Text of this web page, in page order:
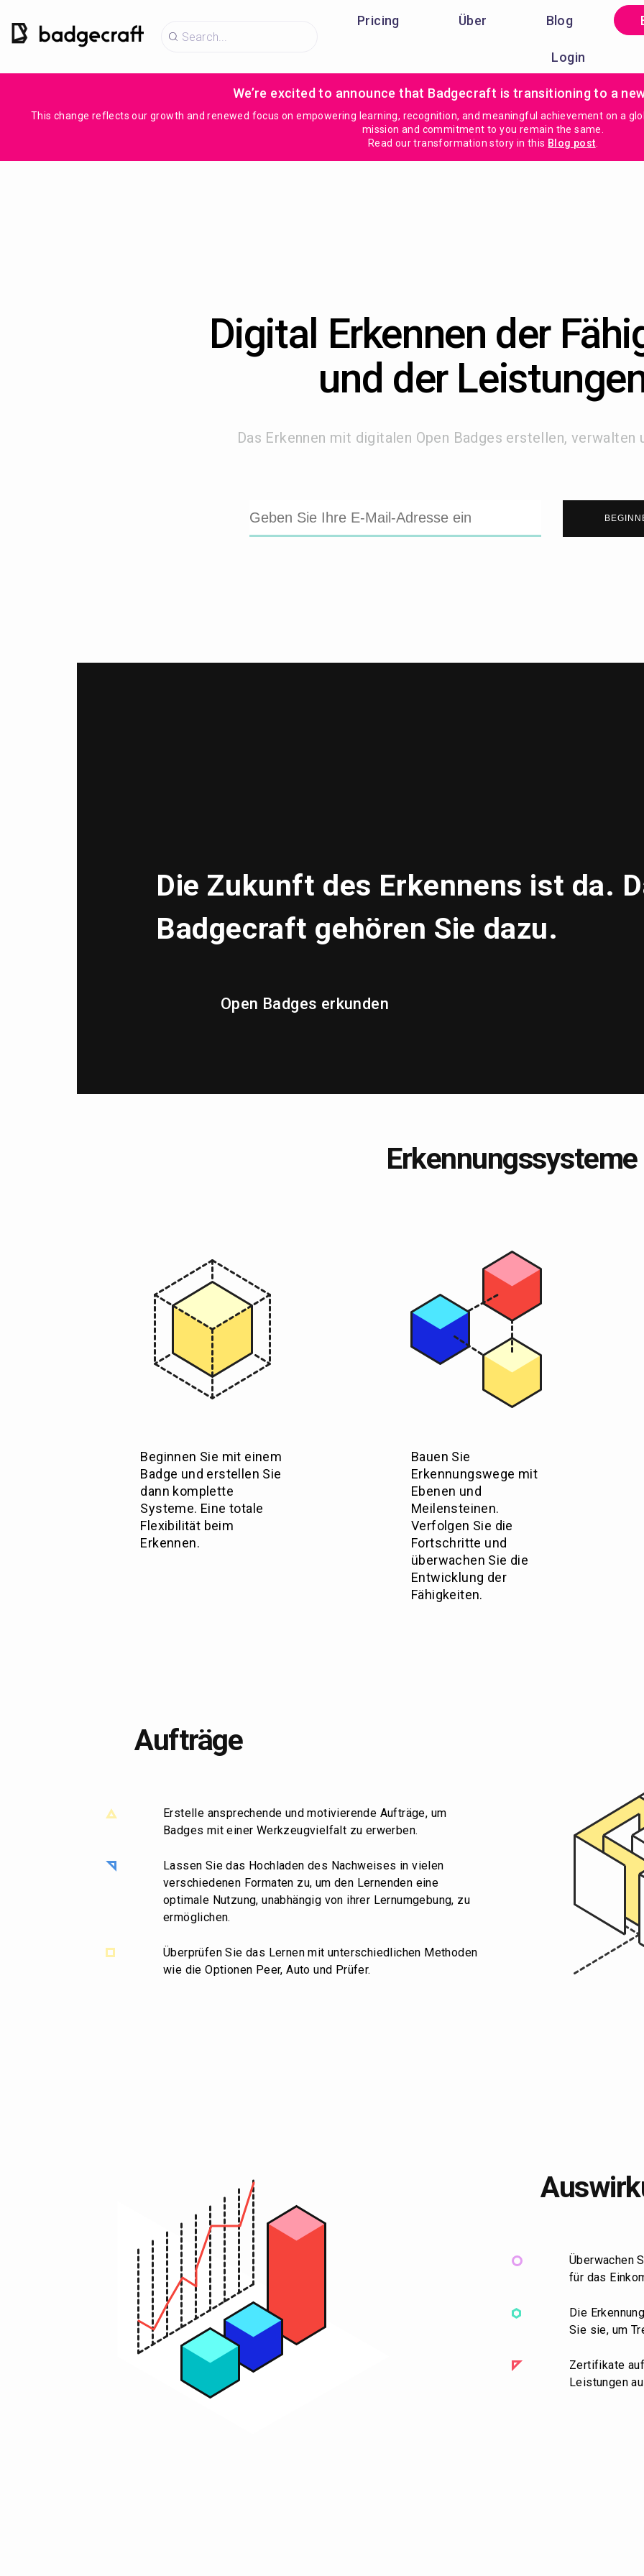
Pricing Über Blog
Login
We’re excited to announce that Badgecraft is transitioning to a
This change reflects our growth and renewed focus on empowering learning, recognition, and meaningful achievement on a
mission and commitment to you remain the same.
Read our transformation story in this Blog post
Digital Erkennen der
und der
Das Erkennen mit digitalen Open Badges erstellen, verwalten
Die Zukunft des Erkennens ist da.
Badgecraft gehören Sie dazu.
Open Badges erkunden
Erkennungssysteme
Beginnen Sie mit einem
Badge und erstellen Sie
dann komplette
Systeme. Eine totale
Flexibilität beim
Erkennen.
Bauen Sie
Erkennungswege mit
Ebenen und
Meilensteinen.
Verfolgen Sie die
Fortschritte und
überwachen Sie die
Entwicklung der
Fähigkeiten.
Aufträge
Erstelle ansprechende und motivierende Aufträge, um
Badges mit einer Werkzeugvielfalt zu erwerben.
Lassen Sie das Hochladen des Nachweises in vielen
verschiedenen Formaten zu, um den Lernenden eine
optimale Nutzung, unabhängig von ihrer Lernumgebung, zu
ermöglichen.
Überprüfen Sie das Lernen mit unterschiedlichen Methoden
wie die Optionen Peer, Auto und Prüfer.
Überwachen
für das
Die
Sie sie, um
Zertifikate
Leistungen